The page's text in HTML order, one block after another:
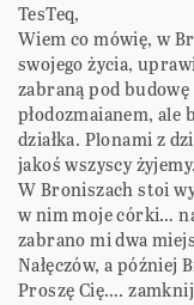
TesTeq,
Wiem co mówię, w
swojego życia,
zabraną pod budowę
płodozmaianem, ale
działka. Plonami z
jakoś wszyscy żyjemy.
W Broniszach stoi
w nim moje córki…
zabrano mi dwa
Nałęczów, a później
Proszę Cię….